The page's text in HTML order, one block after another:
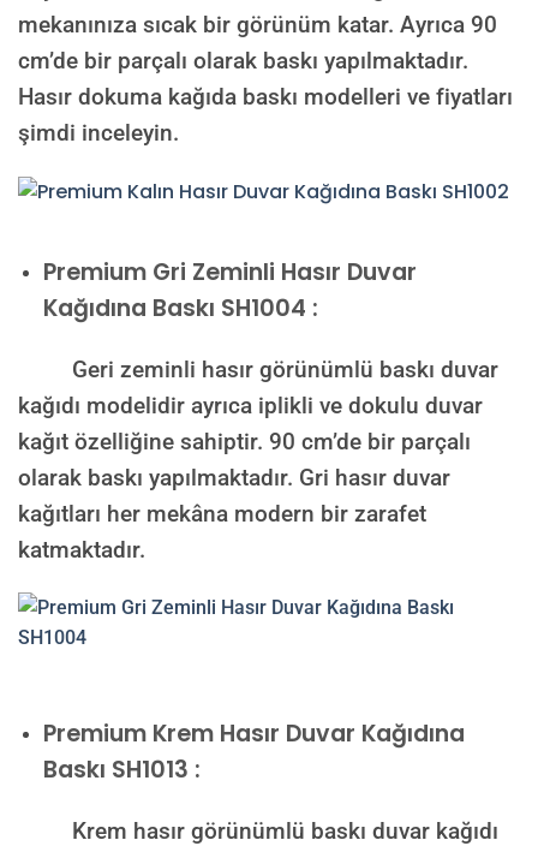
mekanınıza sıcak bir görünüm katar. Ayrıca 90
cm’de bir parçalı olarak baskı yapılmaktadır.
Hasır dokuma kağıda baskı modelleri ve fiyatları
şimdi inceleyin.
Premium Gri Zeminli Hasır Duvar
Kağıdına Baskı SH1004 :
Geri zeminli hasır görünümlü baskı duvar
kağıdı modelidir ayrıca iplikli ve dokulu duvar
kağıt özelliğine sahiptir. 90 cm’de bir parçalı
olarak baskı yapılmaktadır. Gri hasır duvar
kağıtları her mekâna modern bir zarafet
katmaktadır.
Premium Krem Hasır Duvar Kağıdına
Baskı SH1013 :
Krem hasır görünümlü baskı duvar kağıdı